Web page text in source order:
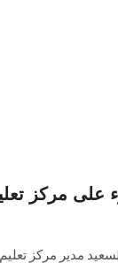
مركز تعليم
مدير مركز تعليم